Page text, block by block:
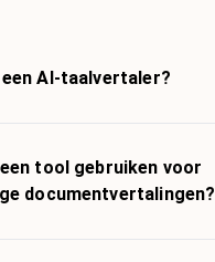
AI-taalvertaler?
tool gebruiken voor
documentvertalingen?